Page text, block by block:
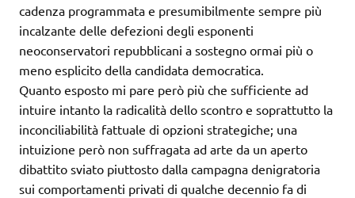
cadenza programmata e presumibilmente sempre più
incalzante delle defezioni degli esponenti
neoconservatori repubblicani a sostegno ormai più o
meno esplicito della candidata democratica.
Quanto esposto mi pare però più che sufficiente ad
intuire intanto la radicalità dello scontro e soprattutto la
inconciliabilità fattuale di opzioni strategiche; una
intuizione però non suffragata ad arte da un aperto
dibattito sviato piuttosto dalla campagna denigratoria
sui comportamenti privati di qualche decennio fa di